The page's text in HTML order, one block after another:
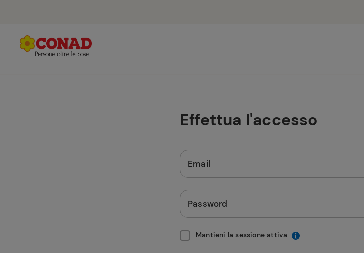
Effettua l'accesso
Email
Password
Mantieni la sessione attiva